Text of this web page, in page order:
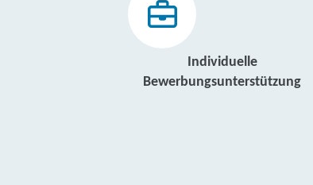
Individuelle
Bewerbungsunterstützung